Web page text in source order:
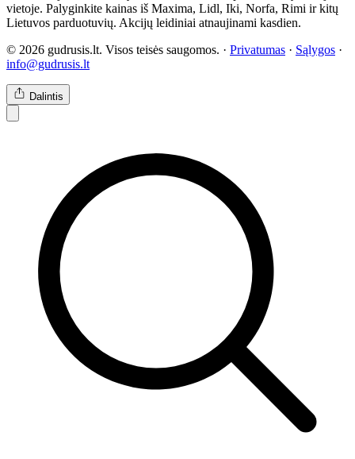
vietoje. Palyginkite kainas iš Maxima, Lidl, Iki, Norfa, Rimi ir kitų
Lietuvos parduotuvių. Akcijų leidiniai atnaujinami kasdien.
© 2026 gudrusis.lt. Visos teisės saugomos. · Privatumas · Sąlygos ·
info@gudrusis.lt
Dalintis